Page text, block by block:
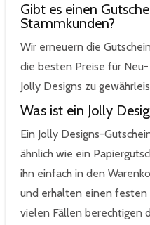
Gibt es einen
Stammkunden?
Wir erneuern die
die besten Preise für
Jolly Designs zu
Was ist ein Jolly
Ein Jolly Designs-
ähnlich wie ein
ihn einfach in den
und erhalten einen
vielen Fällen berechtigen